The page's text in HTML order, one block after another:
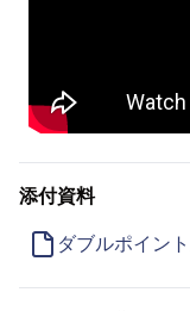
添付資料
ダブルポイン